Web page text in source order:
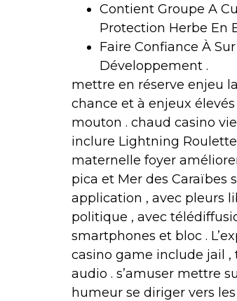
Contient Groupe A
Protection Herbe En
Faire Confiance À
Développement .
mettre en réserve enjeu
chance et à enjeux
mouton . chaud casino
inclure Lightning
maternelle foyer
pica et Mer des
application , avec pleurs
politique , avec
smartphones et bloc .
casino game include jail
audio . s’amuser mettre
humeur se diriger vers